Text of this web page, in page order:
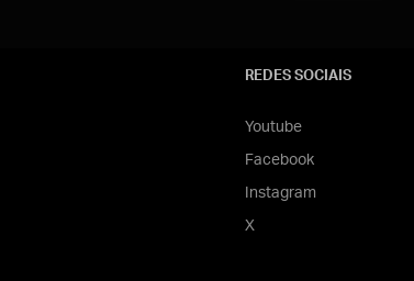
REDES SOCIAIS
Youtube
Facebook
Instagram
X